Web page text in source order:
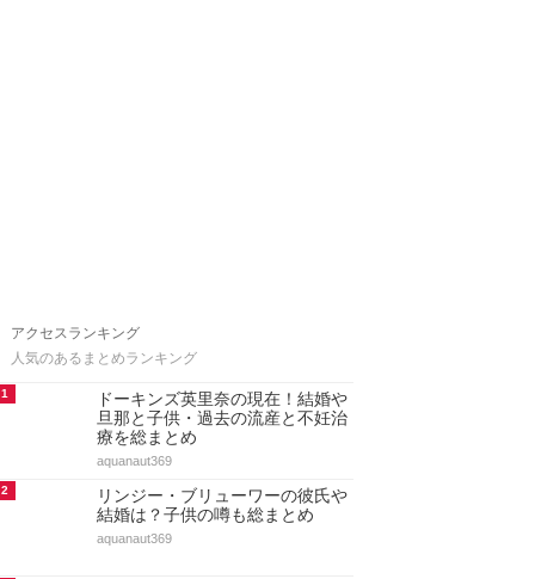
アクセスランキング
人気のあるまとめランキング
1
ドーキンズ英里奈の現在！結婚や
旦那と子供・過去の流産と不妊治
療を総まとめ
aquanaut369
2
リンジー・ブリューワーの彼氏や
結婚は？子供の噂も総まとめ
aquanaut369